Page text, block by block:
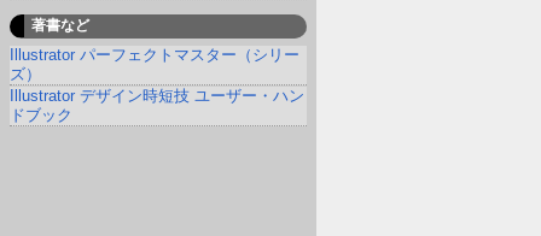
著書など
Illustrator パーフェクトマスター（シリー
ズ）
Illustrator デザイン時短技 ユーザー・ハン
ドブック